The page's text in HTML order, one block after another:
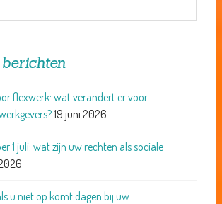
flexwerk: wat verandert er voor
19 juni 2026
1 juli: wat zijn uw rechten als sociale
u niet op komt dagen bij uw